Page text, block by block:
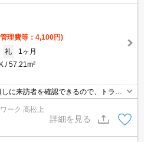
理費等：4,100円)
礼
1ヶ月
57.21m²
に来訪者を確認できるので、トラブ
過ごしやすいお部屋になっておりま
、エアコン付きの物件なら安心で
付きの物件です。
ーク 高松上
詳細を見る